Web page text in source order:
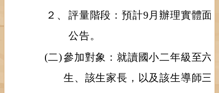
２、 評量階段：預計9月辦理實體面
公告。
(二)參加對象：就讀國小二年級至六
生、該生家長，以及該生導師三